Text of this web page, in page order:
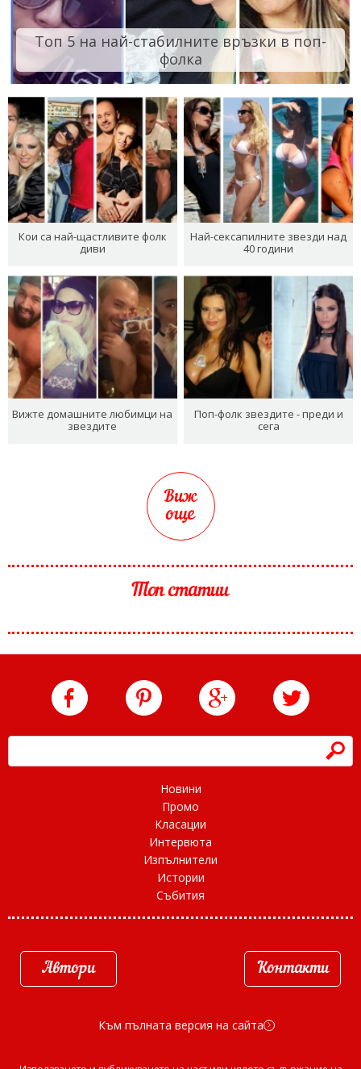
Топ 5 на най-стабилните връзки в поп-
фолка
Кои са най-щастливите фолк
диви
Най-сексапилните звезди над
40 години
Вижте домашните любимци на
звездите
Поп-фолк звездите - преди и
сега
Виж
още
Топ статии
h
Новини
Промо
Класации
Интервюта
Изпълнители
Истории
Събития
Автори Контакти
Към пълната версия на сайта d